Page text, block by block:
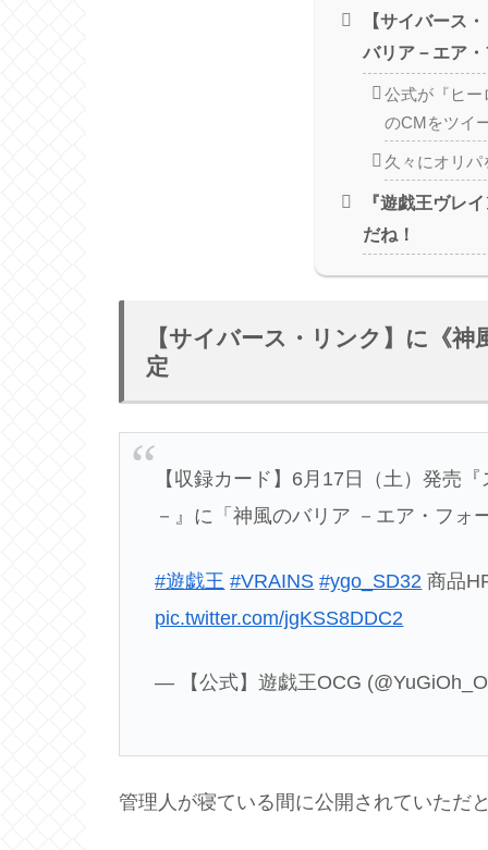
【サイバース
バリア－エア
公式が『ヒー
のCMをツイ
久々にオリパ
『遊戯王ヴレ
だね！
【サイバース・リンク】に《
定
【収録カード】6月17日（土）発売
－』に「神風のバリア －エア・フォ
#遊戯王 #VRAINS #ygo_SD32 商品
pic.twitter.com/jgKSS8DDC2
— 【公式】遊戯王OCG
管理人が寝ている間に公開されていただ